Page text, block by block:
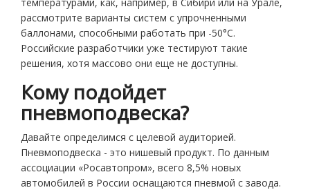
рассмотрите варианты систем с упрочненными
баллонами, способными работать при -50°C.
Российские разработчики уже тестируют такие
решения, хотя массово они еще не доступны.
Кому подойдет
пневмоподвеска?
Давайте определимся с целевой аудиторией.
Пневмоподвеска - это нишевый продукт. По данным
ассоциации «Росавтопром», всего 8,5% новых
автомобилей в России оснащаются пневмой с завода.